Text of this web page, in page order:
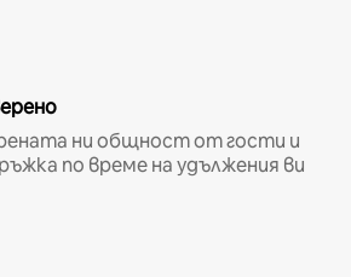
ни общност от гости и
по време на удължения ви